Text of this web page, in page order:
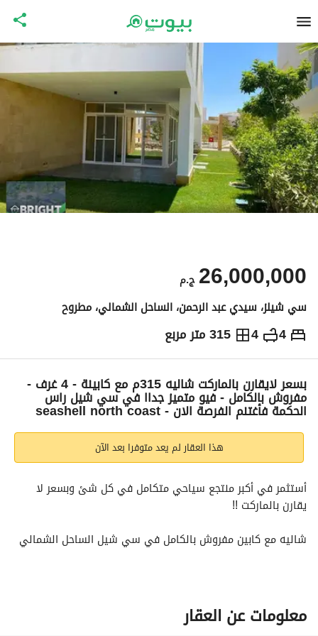
ج.م 26,000,000
سي شيلز، سيدي عبد الرحمن، الساحل الشمالي، مطروح
4
4 315 متر مربع ج.م26,000,000
التفاصيل الاتجاهات والمؤشرات رهن عقاريبسعر لايقارن بالماركت شاليه 315م مع كابينة - 4 غرف -
مفروش بالكامل - فيو متميز جداا في سي شيل راس
الحكمة فأغتنم الفرصة الان - seashell north coast
هذا العقار لم يعد متوفرا بعد الآن
يقارن بالماركت !!
شاليه مع كابين مفروش بالكامل في سي شيل الساحل الشمالي
المساحة : 315م
معلومات عن العقار